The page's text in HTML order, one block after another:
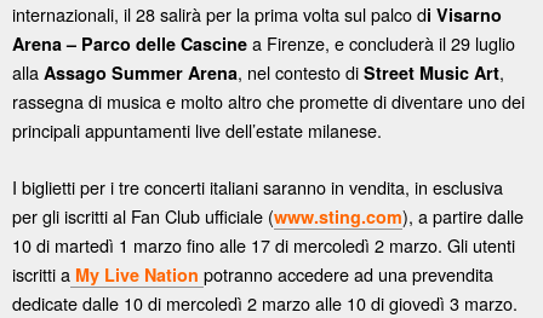
internazionali, il 28 salirà per la prima volta sul palco di Visarno
Arena – Parco delle Cascine a Firenze, e concluderà il 29 luglio
alla Assago Summer Arena, nel contesto di Street Music Art,
rassegna di musica e molto altro che promette di diventare uno dei
principali appuntamenti live dell’estate milanese.
I biglietti per i tre concerti italiani saranno in vendita, in esclusiva
per gli iscritti al Fan Club ufficiale (www.sting.com), a partire dalle
10 di martedì 1 marzo fino alle 17 di mercoledì 2 marzo. Gli utenti
iscritti a My Live Nation potranno accedere ad una prevendita
dedicate dalle 10 di mercoledì 2 marzo alle 10 di giovedì 3 marzo.